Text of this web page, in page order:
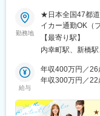
勤務地
★日本全国47都
イカー通勤OK（
勤務）可能勤務
たらフルリモー
【最寄り駅】
内幸町駅、新橋
給与
年収400万円／26
年収300万円／22
★